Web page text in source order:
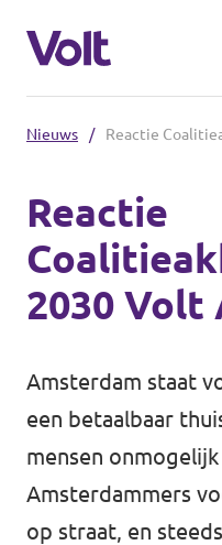
Nederlands
Volt Noord-Holland
↗️ Overzicht alle
Standpunten
Over Volt
Mensen
Nieuws
Agenda
Nieuws / Reactie
Reactie
2030 Volt
Amsterdam staat
een betaalbaar
mensen
Amsterdammers
op straat, en